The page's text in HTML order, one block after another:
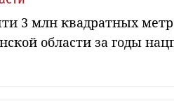
3 млн квадратных
области за годы